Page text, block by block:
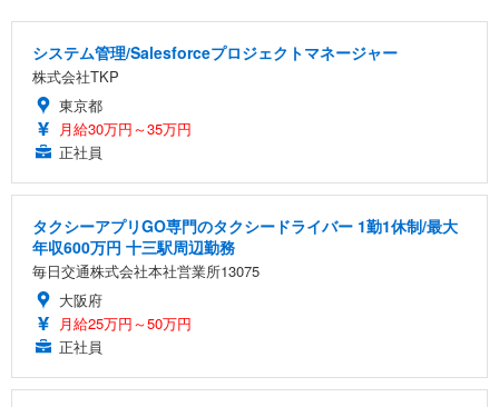
システム管理/Salesforceプロジェクトマネージャー
株式会社TKP
東京都
月給30万円～35万円
正社員
タクシーアプリGO専門のタクシードライバー 1勤1休制/最大
年収600万円 十三駅周辺勤務
毎日交通株式会社本社営業所13075
大阪府
月給25万円～50万円
正社員